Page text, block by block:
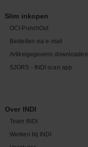
Slim inkopen
OCI-PunchOut
Bestellen via e-mail
Artikelgegevens downloaden
SJORS - INDI scan app
Over INDI
Team INDI
Werken bij INDI